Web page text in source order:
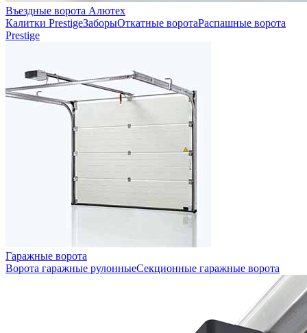
Въездные ворота Алютех
Калитки PrestigeЗаборыОткатные воротаРаспашные ворота
Prestige
Гаражные ворота
Ворота гаражные рулонныеСекционные гаражные ворота